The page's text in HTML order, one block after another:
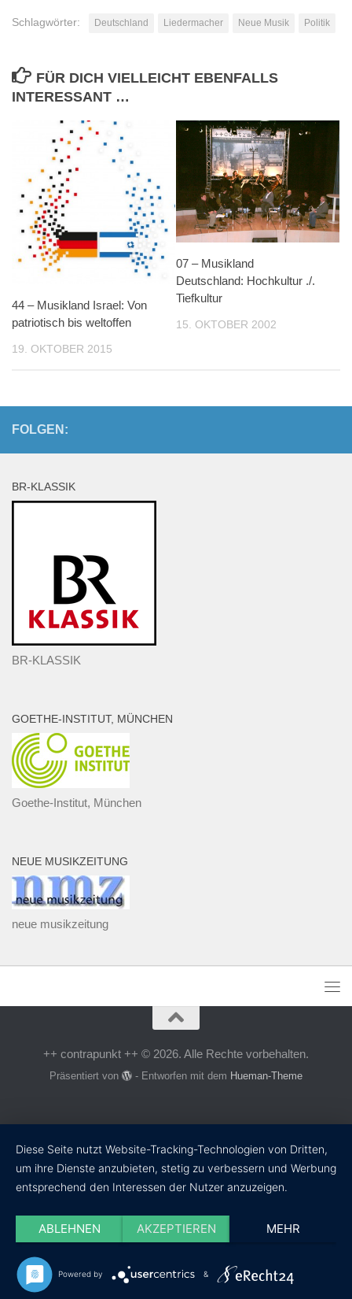
Schlagwörter: Deutschland Liedermacher Neue Musik Politik
FÜR DICH VIELLEICHT EBENFALLS
INTERESSANT …
44 – Musikland Israel: Von
patriotisch bis weltoffen
19. OKTOBER 2015
07 – Musikland
Deutschland: Hochkultur ./.
Tiefkultur
15. OKTOBER 2002
FOLGEN:
BR-KLASSIK
BR-KLASSIK
GOETHE-INSTITUT, MÜNCHEN
Goethe-Institut, München
NEUE MUSIKZEITUNG
neue musikzeitung
++ contrapunkt ++ © 2026. Alle Rechte vorbehalten.
Präsentiert von - Entworfen mit dem Hueman-Theme
Diese Seite nutzt Website-Tracking-Technologien von Dritten,
um ihre Dienste anzubieten, stetig zu verbessern und Werbung
entsprechend den Interessen der Nutzer anzuzeigen.
ABLEHNEN AKZEPTIEREN MEHR
Powered by &